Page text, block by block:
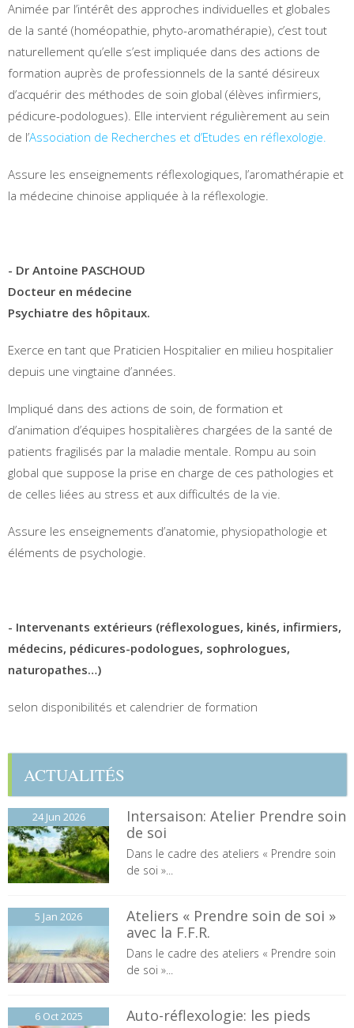
Animée par l’intérêt des approches individuelles et globales
de la santé (homéopathie, phyto-aromathérapie), c’est tout
naturellement qu’elle s’est impliquée dans des actions de
formation auprès de professionnels de la santé désireux
d’acquérir des méthodes de soin global (élèves infirmiers,
pédicure-podologues). Elle intervient régulièrement au sein
de l’Association de Recherches et d’Etudes en réflexologie.
Assure les enseignements réflexologiques, l’aromathérapie et
la médecine chinoise appliquée à la réflexologie.
- Dr Antoine PASCHOUD
Docteur en médecine
Psychiatre des hôpitaux.
Exerce en tant que Praticien Hospitalier en milieu hospitalier
depuis une vingtaine d’années.
Impliqué dans des actions de soin, de formation et
d’animation d’équipes hospitalières chargées de la santé de
patients fragilisés par la maladie mentale. Rompu au soin
global que suppose la prise en charge de ces pathologies et
de celles liées au stress et aux difficultés de la vie.
Assure les enseignements d’anatomie, physiopathologie et
éléments de psychologie.
- Intervenants extérieurs (réflexologues, kinés, infirmiers,
médecins, pédicures-podologues, sophrologues,
naturopathes…)
selon disponibilités et calendrier de formation
ACTUALITÉS
24 Jun 2026
Intersaison: Atelier Prendre soin
de soi
Dans le cadre des ateliers « Prendre soin
de soi »...
5 Jan 2026
Ateliers « Prendre soin de soi »
avec la F.F.R.
Dans le cadre des ateliers « Prendre soin
de soi »...
6 Oct2025 Auto-réflexologie: les pieds